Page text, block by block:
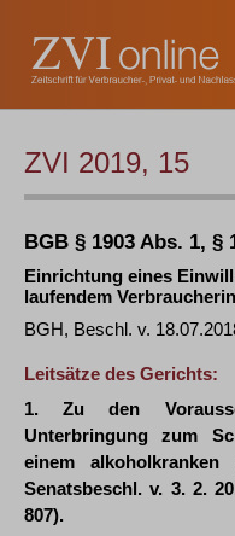
ZVI 2019, 15
BGB § 1903 Abs. 1, §
Einrichtung eines
laufendem
BGH, Beschl. v.
Leitsätze des Gerichts:
1. Zu den
Unterbringung zum
einem
Senatsbeschl. v. 3. 2.
807).